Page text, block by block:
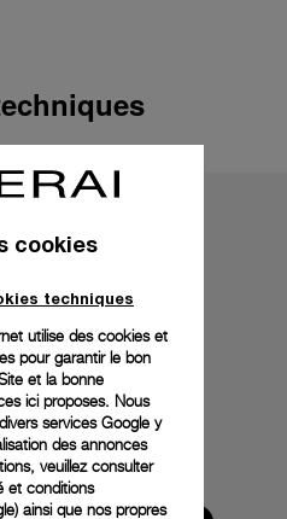
cookies
techniques
utilise des cookies et
pour garantir le bon
et la bonne
ici proposes. Nous
services Google y
des annonces
veuillez consulter
et conditions
) ainsi que nos propres